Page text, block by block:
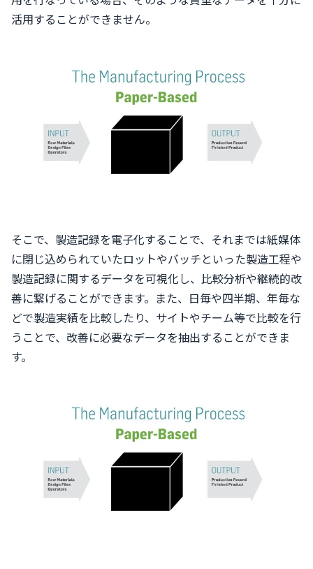
活用することができません。
そこで、製造記録を電子化することで、それまでは紙媒体
に閉じ込められていたロットやバッチといった製造工程や
製造記録に関するデータを可視化し、比較分析や継続的改
善に繋げることができます。また、日毎や四半期、年毎な
どで製造実績を比較したり、サイトやチーム等で比較を行
うことで、改善に必要なデータを抽出することができま
す。